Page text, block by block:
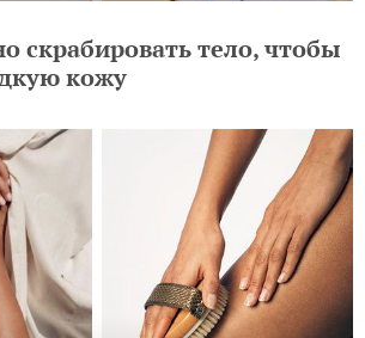
скрабировать тело, чтобы
кожу